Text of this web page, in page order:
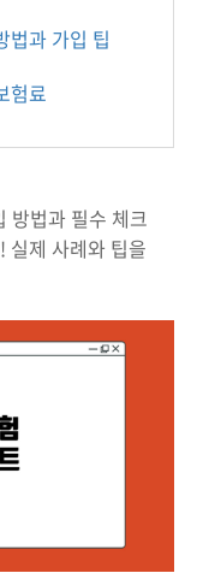
법과 가입 팁
험료
방법과 필수 체크
실제 사례와 팁을